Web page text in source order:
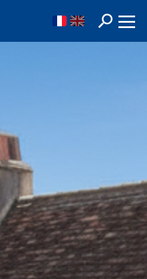
FR EN